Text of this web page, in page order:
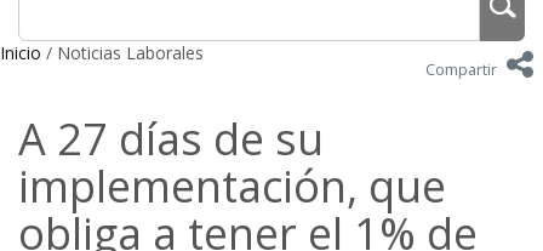
Inicio / Noticias Laborales
Compartir
A 27 días de su
implementación, que
obliga a tener el 1% de